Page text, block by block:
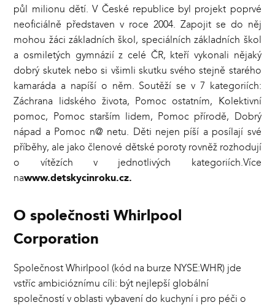
půl milionu dětí. V České republice byl projekt poprvé
neoficiálně představen v roce 2004. Zapojit se do něj
mohou žáci základních škol, speciálních základních škol
a osmiletých gymnázií z celé ČR, kteří vykonali nějaký
dobrý skutek nebo si všimli skutku svého stejně starého
kamaráda a napíší o něm. Soutěží se v 7 kategoriích:
Záchrana lidského života, Pomoc ostatním, Kolektivní
pomoc, Pomoc starším lidem, Pomoc přírodě, Dobrý
nápad a Pomoc n@ netu. Děti nejen píší a posílají své
příběhy, ale jako členové dětské poroty rovněž rozhodují
o vítězích v jednotlivých kategoriích.Více
nawww.detskycinroku.cz.
O společnosti Whirlpool
Corporation
Společnost Whirlpool (kód na burze NYSE:WHR) jde
vstříc ambicióznímu cíli: být nejlepší globální
společností v oblasti vybavení do kuchyní i pro péči o